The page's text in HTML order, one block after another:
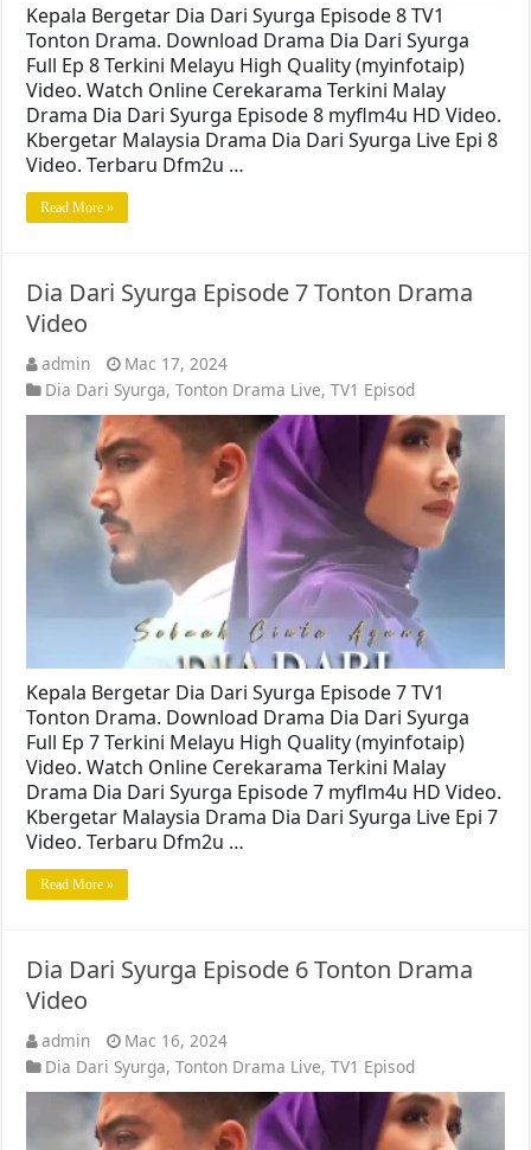
Kepala Bergetar Dia Dari Syurga Episode 8 TV1
Tonton Drama. Download Drama Dia Dari Syurga
Full Ep 8 Terkini Melayu High Quality (myinfotaip)
Video. Watch Online Cerekarama Terkini Malay
Drama Dia Dari Syurga Episode 8 myflm4u HD Video.
Kbergetar Malaysia Drama Dia Dari Syurga Live Epi 8
Video. Terbaru Dfm2u …
Read More »
Dia Dari Syurga Episode 7 Tonton Drama
Video
admin
Mac 17, 2024
Dia Dari Syurga,Tonton Drama Live,TV1 Episod
Kepala Bergetar Dia Dari Syurga Episode 7 TV1
Tonton Drama. Download Drama Dia Dari Syurga
Full Ep 7 Terkini Melayu High Quality (myinfotaip)
Video. Watch Online Cerekarama Terkini Malay
Drama Dia Dari Syurga Episode 7 myflm4u HD Video.
Kbergetar Malaysia Drama Dia Dari Syurga Live Epi 7
Video. Terbaru Dfm2u …
Read More »
Dia Dari Syurga Episode 6 Tonton Drama
Video
admin
Mac 16, 2024
Dia Dari Syurga,Tonton Drama Live,TV1 Episod